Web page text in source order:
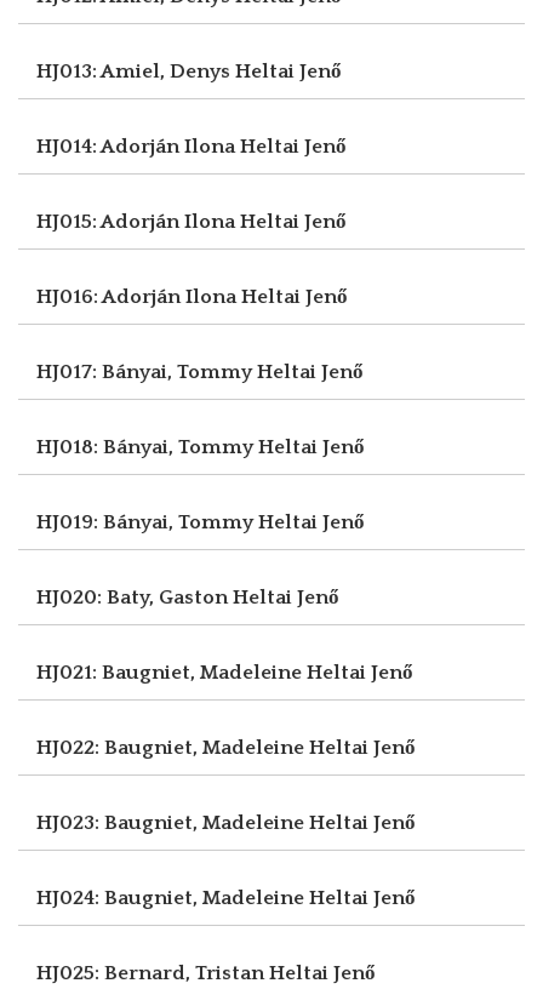
HJ013: Amiel, Denys Heltai Jenő
HJ014: Adorján IlonaHeltai Jenő
HJ015: Adorján IlonaHeltai Jenő
HJ016: Adorján IlonaHeltai Jenő
HJ017: Bányai, TommyHeltai Jenő
HJ018: Bányai, TommyHeltai Jenő
HJ019: Bányai, TommyHeltai Jenő
HJ020: Baty, GastonHeltai Jenő
HJ021: Baugniet, Madeleine Heltai Jenő
HJ022: Baugniet, Madeleine Heltai Jenő
HJ023: Baugniet, Madeleine Heltai Jenő
HJ024: Baugniet, Madeleine Heltai Jenő
HJ025: Bernard, TristanHeltai Jenő